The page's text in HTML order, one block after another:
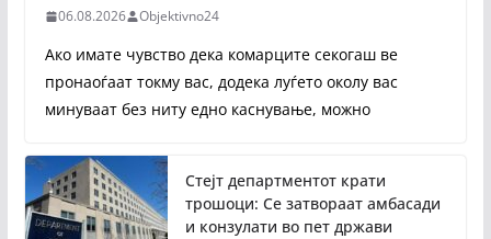
06.08.2026 Objektivno24
Ако имате чувство дека комарците секогаш ве
пронаоѓаат токму вас, додека луѓето околу вас
минуваат без ниту едно каснување, можно
Стејт департментот крати
трошоци: Се затвораат амбасади
и конзулати во пет држави